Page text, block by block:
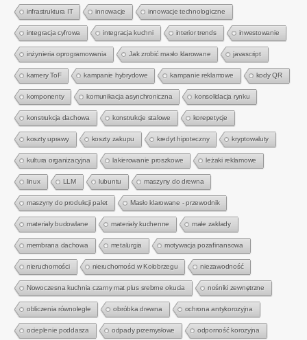
infrastruktura IT innowacje innowacje technologiczne
integracja cyfrowa integracja kuchni interior trends inwestowanie
inżynieria oprogramowania Jak zrobić masło klarowane javascript
kamery ToF kampanie hybrydowe kampanie reklamowe kody QR
komponenty komunikacja asynchroniczna konsolidacja rynku
konstrukcja dachowa konstrukcje stalowe korepetycje
koszty uprawy koszty zakupu kredyt hipoteczny kryptowaluty
kultura organizacyjna lakierowanie proszkowe leżaki reklamowe
linux LLM lubuntu maszyny do drewna
maszyny do produkcji palet Masło klarowane - przewodnik
materiały budowlane materiały kuchenne małe zakłady
membrana dachowa metalurgia motywacja pozafinansowa
nieruchomości nieruchomości w Kołobrzegu niezawodność
Nowoczesna kuchnia czarny mat plus srebrne okucia nośniki zewnętrzne
obliczenia równoległe obróbka drewna ochrona antykorozyjna
ocieplenie poddasza odpady przemysłowe odporność korozyjna